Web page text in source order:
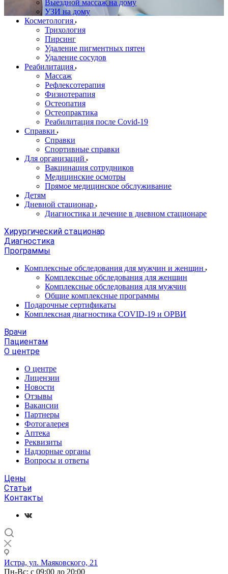
Выездной массаж на дому
УЗИ на дому
Косметология
Трихология
Пирсинг
Удаление пигментных пятен
Удаление сосудов
Реабилитация
Массаж
Рефлексотерапия
Физиотерапия
Остеопатия
Остеопрактика
Реабилитация после Covid-19
Справки
Справки
Спортивные справки
Для организаций
Вакцинация сотрудников
Медицинские осмотры
Прямое медицинское обслуживание
Детям
Дневной стационар
Диагностика и лечение в дневном стационаре
Хирургический стационар
Диагностика
Программы
Комплексные обследования для мужчин и женщин
Комплексные обследования для женщин
Комплексные обследования для мужчин
Общие комплексные программы
Подарочные сертификаты
Комплексная диагностика COVID-19 и ОРВИ
Врачи
Пациентам
О центре
О центре
Лицензии
Новости
Отзывы
Вакансии
Партнеры
Фотогалерея
Аптека
Реквизиты
Надзорные органы
Вопросы и ответы
Цены
Статьи
Контакты
Истра, ул. Маяковского, 21
Пн-Вс: с 09:00 до 20:00